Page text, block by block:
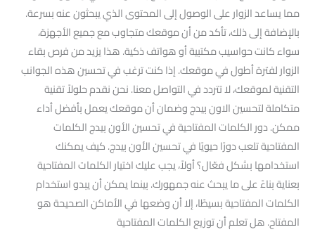
مما يساعد الزوار على الوصول إلى المحتوى الذي يبحثون عنه بسرعة.
بالإضافة إلى ذلك، تأكد من أن موقعك متجاوب مع جميع الأجهزة،
سواء كانت حواسيب مكتبية أو هواتف ذكية. هذا يزيد من فرص بقاء
الزوار لفترة أطول في موقعك. إذا كنت ترغب في تحسين هذه الجوانب
التقنية لموقعك، لا تتردد في التواصل معنا. نحن نقدم حلولاً تقنية
متكاملة لتحسين الاون بيدج وضمان أن موقعك يعمل بأفضل أداء
ممكن. دور الكلمات المفتاحية في تحسين الأون بيدج الكلمات
المفتاحية تلعب دورًا حيويًا في تحسين الأون بيدج. كيف يمكنك
استخدامها بشكل فعّال؟ أولاً، يجب عليك اختيار الكلمات المفتاحية
بعناية بناءً على ما يبحث عنه جمهورك. بينما يمكن أن يبدو استخدام
الكلمات المفتاحية بسيطًا، إلا أن وضعها في الأماكن الصحيحة هو
المفتاح. هل تعلم أن توزيع الكلمات المفتاحية